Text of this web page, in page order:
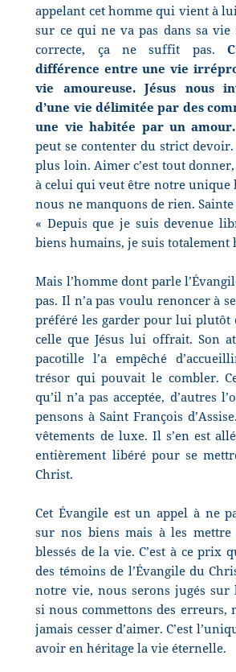
appelant cet homme qui vient à
sur ce qui ne va pas dans sa
correcte, ça ne suffit pas.
différence entre une vie
vie amoureuse. Jésus nous
d’une vie délimitée par des
une vie habitée par un amour.
peut se contenter du strict
plus loin. Aimer c’est tout donner,
à celui qui veut être notre unique
nous ne manquons de rien.
« Depuis que je suis devenue
biens humains, je suis totalement
Mais l’homme dont parle
pas. Il n’a pas voulu renoncer à
préféré les garder pour lui plutôt
celle que Jésus lui offrait. Son
pacotille l’a empêché
trésor qui pouvait le combler.
qu’il n’a pas acceptée, d’autres
pensons à Saint François
vêtements de luxe. Il s’en est
entièrement libéré pour se
Christ.
Cet Évangile est un appel à ne
sur nos biens mais à les mettre
blessés de la vie. C’est à ce prix
des témoins de l’Évangile du
notre vie, nous serons jugés sur
si nous commettons des erreurs,
jamais cesser d’aimer. C’est
avoir en héritage la vie éternelle.